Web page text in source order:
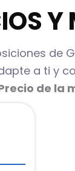
de
a ti y
de la